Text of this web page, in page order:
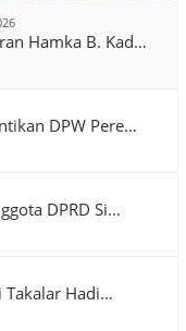
Hamka B. Kad…
DPW Pere…
DPRD Si…
Takalar Hadi…